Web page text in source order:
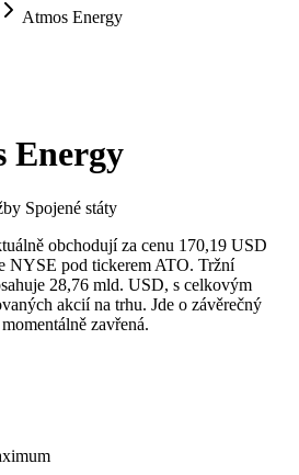
Atmos Energy
Energy
Spojené státy
obchodují za cenu 170,19 USD
NYSE pod tickerem ATO. Tržní
28,76 mld. USD, s celkovým
akcií na trhu. Jde o závěrečný
zavřená.